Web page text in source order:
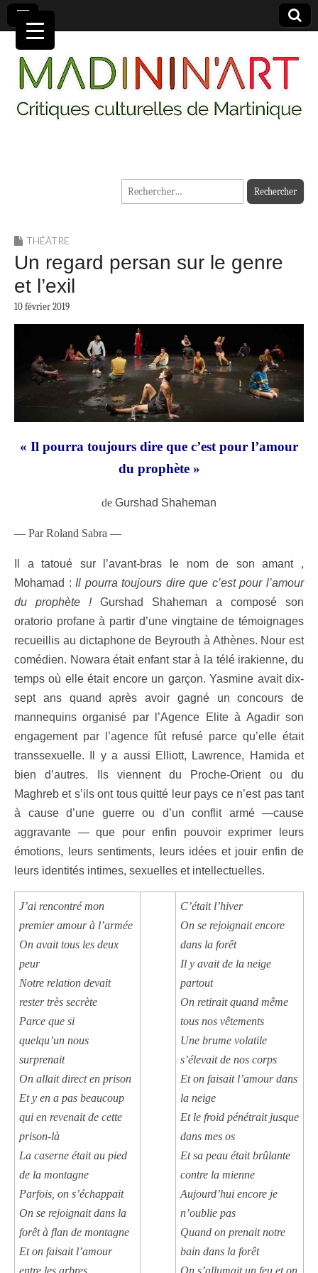
MADININ'ART
Rechercher :
THÉÂTRE
Un regard persan sur le genre
et l’exil
10 février 2019
« Il pourra toujours dire que c’est pour l’amour
du prophète »
de Gurshad Shaheman
— Par Roland Sabra —
Il a tatoué sur l’avant-bras le nom de son amant ,
Mohamad : Il pourra toujours dire que c’est pour l’amour
du prophète !Gurshad Shaheman a composé son
oratorio profane à partir d’une vingtaine de témoignages
recueillis au dictaphone de Beyrouth à Athènes. Nour est
comédien. Nowara était enfant star à la télé irakienne, du
temps où elle était encore un garçon. Yasmine avait dix-
sept ans quand après avoir gagné un concours de
mannequins organisé par l’Agence Elite à Agadir son
engagement par l’agence fût refusé parce qu’elle était
transsexuelle. Il y a aussi Elliott, Lawrence, Hamida et
bien d’autres. Ils viennent du Proche-Orient ou du
Maghreb et s’ils ont tous quitté leur pays ce n’est pas tant
à cause d’une guerre ou d’un conflit armé —cause
aggravante — que pour enfin pouvoir exprimer leurs
émotions, leurs sentiments, leurs idées et jouir enfin de
leurs identités intimes, sexuelles et intellectuelles.
J’ai rencontré mon
premier amour à l’armée
On avait tous les deux
peur
Notre relation devait
rester très secrète
Parce que si
quelqu’un nous
surprenait
On allait direct en prison
Et y en a pas beaucoup
qui en revenait de cette
prison-là
La caserne était au pied
de la montagne
Parfois, on s’échappait
On se rejoignait dans la
forêt à flan de montagne
Et on faisait l’amour
entre les arbres
C’était l’hiver
On se rejoignait encore
dans la forêt
Il y avait de la neige
partout
On retirait quand même
tous nos vêtements
Une brume volatile
s’élevait de nos corps
Et on faisait l’amour dans
la neige
Et le froid pénétrait jusque
dans mes os
Et sa peau était brûlante
contre la mienne
Aujourd’hui encore je
n’oublie pas
Quand on prenait notre
bain dans la forêt
On s’allumait un feu et on